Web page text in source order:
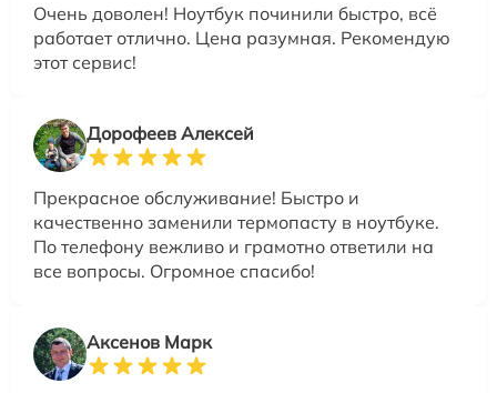
Очень доволен! Ноутбук починили быстро, всё
работает отлично. Цена разумная. Рекомендую
этот сервис!
Дорофеев Алексей
Прекрасное обслуживание! Быстро и
качественно заменили термопасту в ноутбуке.
По телефону вежливо и грамотно ответили на
все вопросы. Огромное спасибо!
Аксенов Марк